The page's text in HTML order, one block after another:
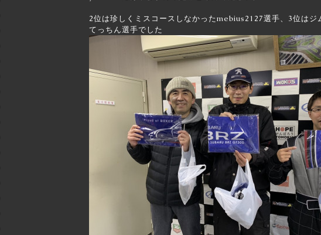
2位は珍しくミスコースしなかったmebius2127選手、3位はジ
てっちん選手でした